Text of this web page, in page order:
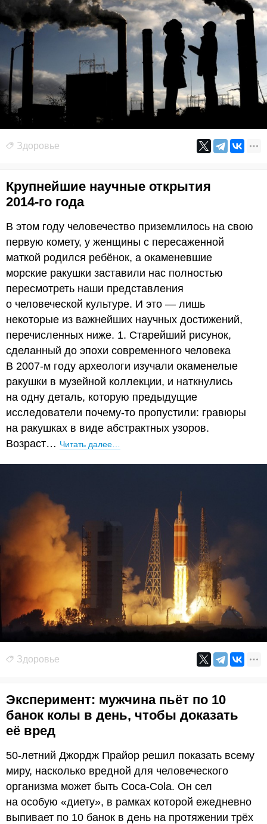
Здоровье
Крупнейшие научные открытия
2014-го года
В этом году человечество приземлилось на свою
первую комету, у женщины с пересаженной
маткой родился ребёнок, а окаменевшие
морские ракушки заставили нас полностью
пересмотреть наши представления
о человеческой культуре. И это — лишь
некоторые из важнейших научных достижений,
перечисленных ниже. 1. Старейший рисунок,
сделанный до эпохи современного человека
В 2007-м году археологи изучали окаменелые
ракушки в музейной коллекции, и наткнулись
на одну деталь, которую предыдущие
исследователи почему-то пропустили: гравюры
на ракушках в виде абстрактных узоров.
Возраст… Читать далее…
Здоровье
Эксперимент: мужчина пьёт по 10
банок колы в день, чтобы доказать
её вред
50-летний Джордж Прайор решил показать всему
миру, насколько вредной для человеческого
организма может быть Coca-Cola. Он сел
на особую «диету», в рамках которой ежедневно
выпивает по 10 банок в день на протяжении трёх